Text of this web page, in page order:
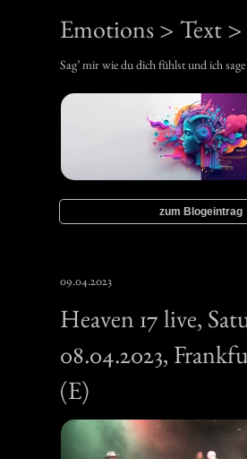
Emotions > Text
Sag’ mir wie du dich fühlst und ich
zum Blogeintrag
09.04.2023
Heaven 17 live,
08.04.2023,
(E)